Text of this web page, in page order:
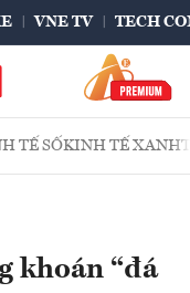
VNE TV TECH
TẾ SỐKINH TẾ XANH
khoán “đá